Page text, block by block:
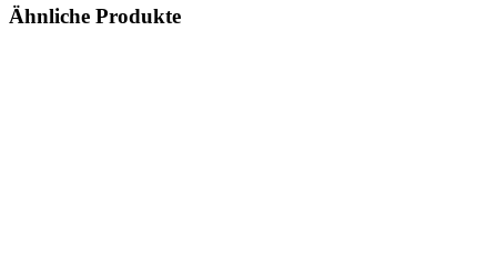
Ähnliche Produkte